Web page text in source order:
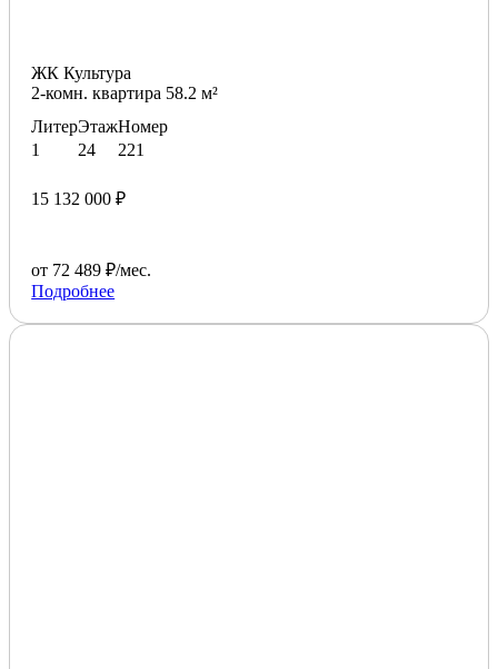
ЖК Культура
2-комн. квартира 58.2 м²
Литер
1
Этаж
24
Номер
221
15 132 000 ₽
от 72 489 ₽/мес.
Подробнее